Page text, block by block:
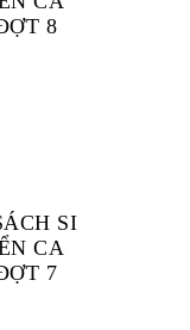
8
SI
CA
7